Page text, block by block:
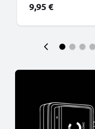
9,95 €